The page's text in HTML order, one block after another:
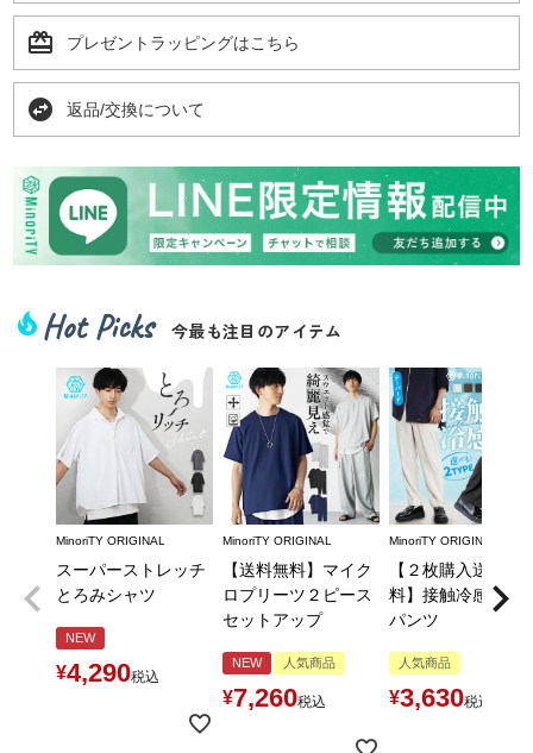
card_giftcard プレゼントラッピングはこちら
swap_horizontal_circle 返品/交換について
local_fire_department Hot Picks 今最も注目のアイテム
MinoriTY ORIGINAL
スーパーストレッチ
とろみシャツ
NEW
¥4,290税込
MinoriTY ORIGINAL
【送料無料】マイク
ロプリーツ２ピース
セットアップ
NEW 人気商品
¥7,260税込
MinoriTY ORIGINAL
【２枚購入送料無
料】接触冷感とろ
パンツ
人気商品
¥3,630税込